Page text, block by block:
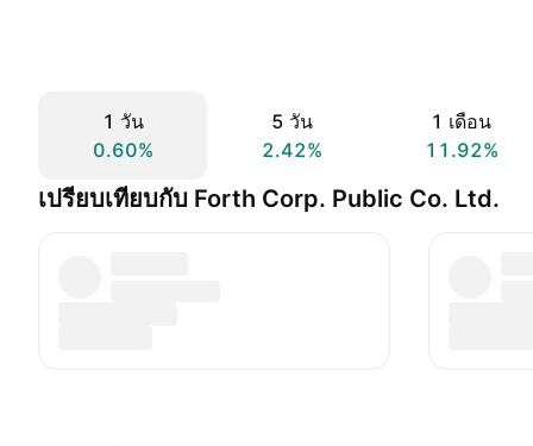
1 วัน
0.60%
5 วัน
2.42%
1 เดือน
11.92%
เปรียบเทียบกับ Forth Corp. Public Co. Ltd.